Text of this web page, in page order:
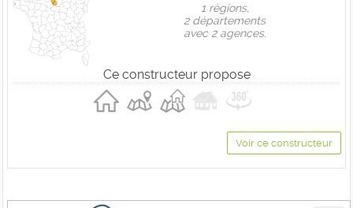
1 règions,
2 départements
avec 2 agences.
Ce constructeur propose
Voir ce constructeur